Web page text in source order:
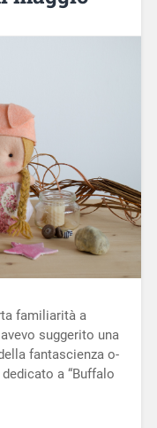
familiarità a
suggerito una
fantascienza o-
a “Buffalo